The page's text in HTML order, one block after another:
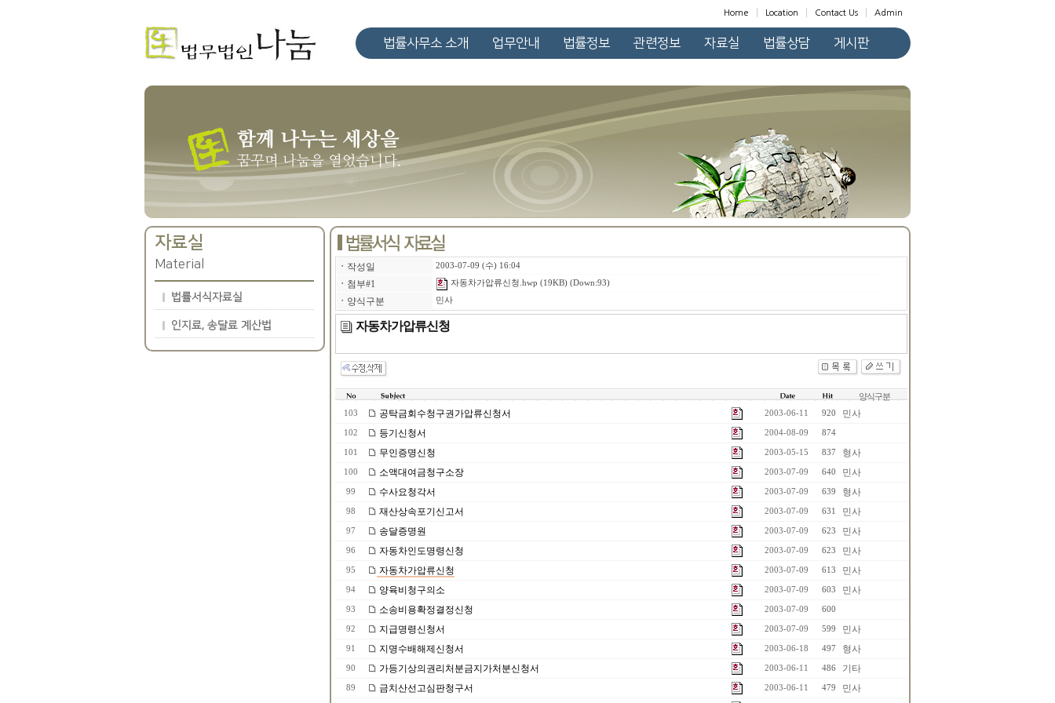
Home Location Contact Us Admin
법률사무소 소개 업무안내 법률정보 관련정보 자료실 법률상담 게시판
자료실
Material
법률서식자료실
인지료, 송달료 계산법
ㆍ 작성일 2003-07-09 (수) 16:04
ㆍ 첨부#1 자동차가압류신청.hwp (19KB) (Down:93)
ㆍ 양식구분 민사
자동차가압류신청
양식구분
103
공탁금회수청구권가압류신청서 2003-06-11 920 민사
102 등기신청서 2004-08-09 874
101 무인증명신청 2003-05-15 837 형사
100 소액대여금청구소장 2003-07-09 640 민사
99 수사요청각서 2003-07-09 639 형사
98 재산상속포기신고서 2003-07-09 631 민사
97 송달증명원 2003-07-09 623 민사
96 자동차인도명령신청 2003-07-09 623 민사
95 자동차가압류신청 2003-07-09 613 민사
94 양육비청구의소 2003-07-09 603 민사
93 소송비용확정결정신청 2003-07-09 600
92 지급명령신청서 2003-07-09 599 민사
91 지명수배해제신청서 2003-06-18 497 형사
90 가등기상의권리처분금지가처분신청서 2003-06-11 486 기타
89 금치산선고심판청구서 2003-06-11 479
민사